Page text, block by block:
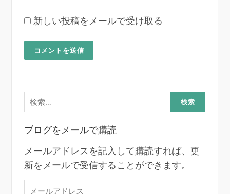
新しい投稿をメールで受け取る
検
索:
ブログをメールで購読
メールアドレスを記入して購読すれば、更
新をメールで受信することができます。